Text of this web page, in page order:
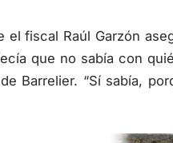
fiscal Raúl Garzón
que no sabía con
Barrelier. “Sí sabía,